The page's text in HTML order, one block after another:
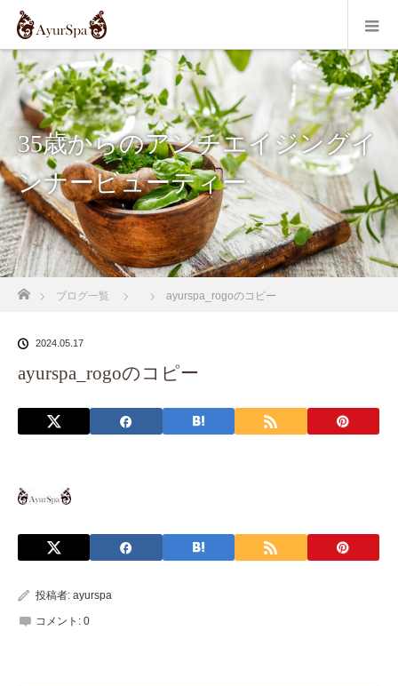
35歳からのアンチエイジングイ
ンナービューティー
ブログ一覧 ayurspa_rogoのコピー
2024.05.17
ayurspa_rogoのコピー
投稿者: ayurspa
コメント: 0